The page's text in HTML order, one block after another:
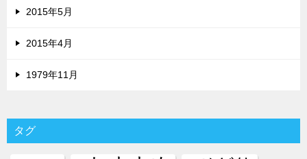
2015年5月
2015年4月
1979年11月
タグ